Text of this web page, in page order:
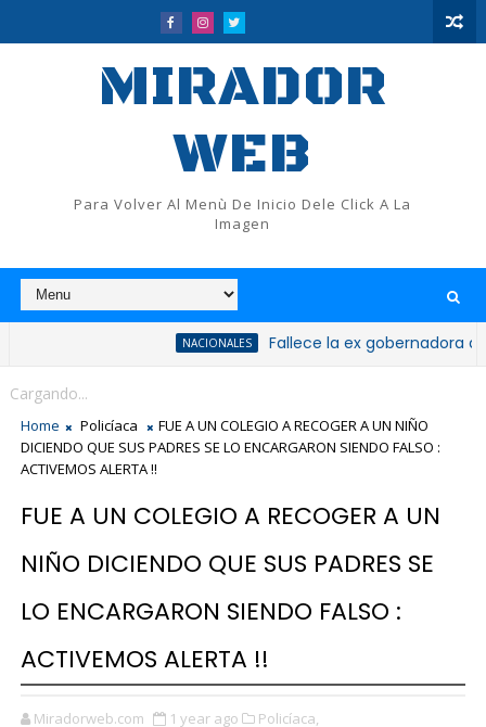
MIRADOR
WEB
Para Volver Al Menù De Inicio Dele Click A La
Imagen
NACIONALES
Fallece la ex gobernadora de San
de Judith Amada Sosa Wyatt
Cargando...
Home Policíaca
FUE A UN COLEGIO A RECOGER A UN NIÑO
DICIENDO QUE SUS PADRES SE LO ENCARGARON SIENDO FALSO :
ACTIVEMOS ALERTA !!
FUE A UN COLEGIO A RECOGER A UN
NIÑO DICIENDO QUE SUS PADRES SE
LO ENCARGARON SIENDO FALSO :
ACTIVEMOS ALERTA !!
Miradorweb.com 1 year ago Policíaca,